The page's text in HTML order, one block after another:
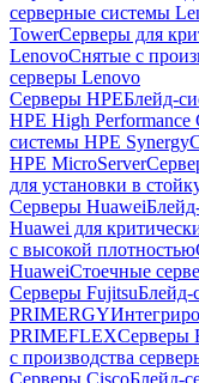
серверные системы
TowerСерверы для
LenovoСнятые с
серверы Lenovo
Серверы HPEБлейд-
HPE High Performance
системы HPE Synergy
HPE MicroServer
для установки в
Серверы Huawei
Huawei для
с высокой плотностью
HuaweiСтоечные
Серверы FujitsuБлейд-
PRIMERGY
PRIMEFLEXСерверы
с производства
Серверы CiscoБлейд-